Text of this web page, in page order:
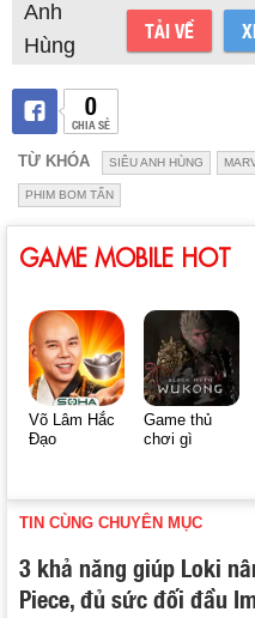
TẢI VỀ
0
CHIA SẺ
TỪ KHÓA SIÊU ANH HÙNG
PHIM BOM TẤN
GAME MOBILE HOT
Võ Lâm Hắc
Đạo
Game thủ
chơi gì
TIN CÙNG CHUYÊN MỤC
3 khả năng giúp Loki
Piece, đủ sức đối đầu